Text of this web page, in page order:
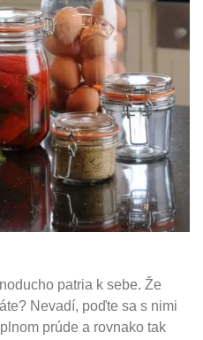
patria k sebe. Že
Nevadí, poďte sa s nimi
prúde a rovnako tak